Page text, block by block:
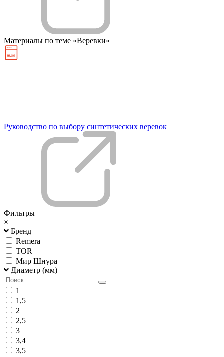
Материалы по темe «Веревки»
Руководство по выбору синтетических веревок
Фильтры
×
Бренд
Remera
TOR
Мир Шнура
Диаметр (мм)
1
1,5
2
2,5
3
3,4
3,5